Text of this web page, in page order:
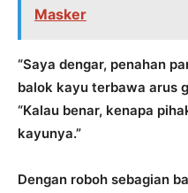
Masker
“Saya dengar, penahan
balok kayu terbawa arus
“Kalau benar, kenapa
kayunya.”
Dengan roboh sebagian